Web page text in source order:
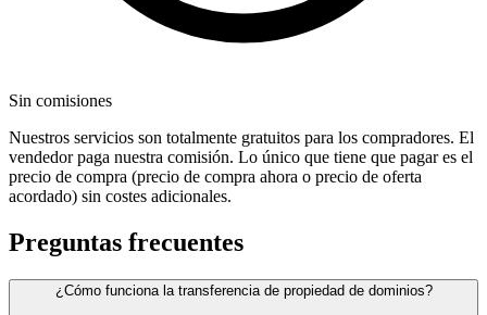
Sin comisiones
Nuestros servicios son totalmente gratuitos para los compradores. El
vendedor paga nuestra comisión. Lo único que tiene que pagar es el
precio de compra (precio de compra ahora o precio de oferta
acordado) sin costes adicionales.
Preguntas frecuentes
¿Cómo funciona la transferencia de propiedad de dominios?